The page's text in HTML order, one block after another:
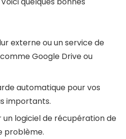
externe ou un service de
Google Drive ou
automatique pour vos
importants.
un logiciel de récupération de
problème.